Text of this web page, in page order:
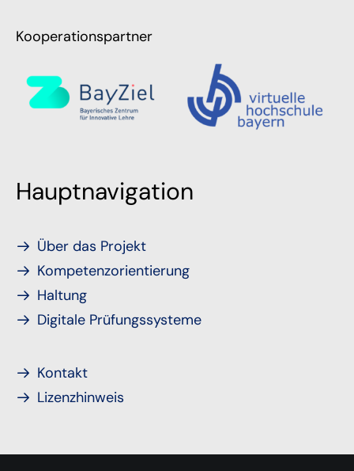
Kooperationspartner
Hauptnavigation
Über das Projekt
Kompetenzorientierung
Haltung
Digitale Prüfungssysteme
Kontakt
Lizenzhinweis